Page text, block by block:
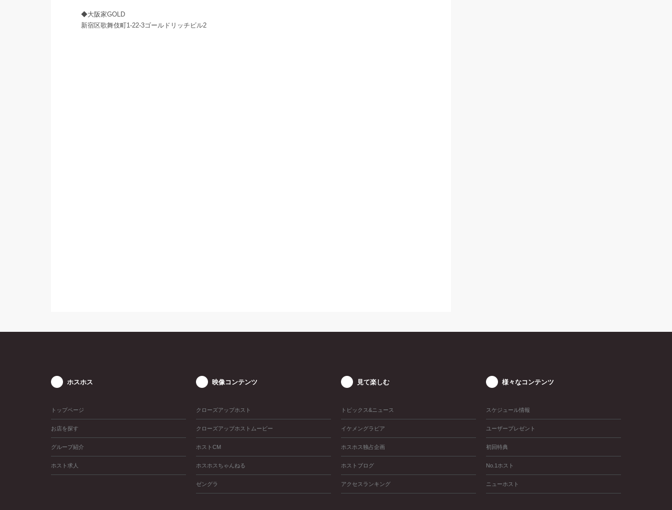
◆大阪家GOLD
新宿区歌舞伎町1-22-3ゴールドリッチビル2
ホスホス
トップページ
お店を探す
グループ紹介
ホスト求人
映像コンテンツ
クローズアップホスト
クローズアップホストムービー
ホストCM
ホスホスちゃんねる
ゼングラ
見て楽しむ
トピックス&ニュース
イケメングラビア
ホスホス独占企画
ホストブログ
アクセスランキング
様々なコンテンツ
スケジュール情報
ユーザープレゼント
初回特典
No.1ホスト
ニューホスト